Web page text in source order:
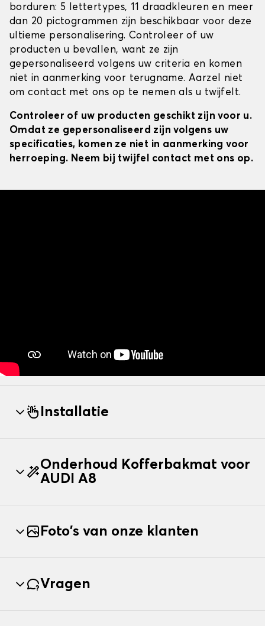
borduren: 5 lettertypes, 11 draadkleuren en meer
dan 20 pictogrammen zijn beschikbaar voor deze
ultieme personalisering. Controleer of uw
producten u bevallen, want ze zijn
gepersonaliseerd volgens uw criteria en komen
niet in aanmerking voor terugname. Aarzel niet
om contact met ons op te nemen als u twijfelt.
Controleer of uw producten geschikt zijn voor u.
Omdat ze gepersonaliseerd zijn volgens uw
specificaties, komen ze niet in aanmerking voor
herroeping. Neem bij twijfel contact met ons op.
Installatie
Onderhoud Kofferbakmat voor
AUDI A8
Foto's van onze klanten
Vragen